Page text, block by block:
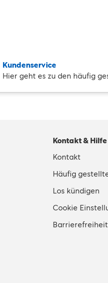
Kundenservice
Hier geht es zu den häufig
Kontakt & Hilfe
Kontakt
Häufig
Los kündigen
Cookie